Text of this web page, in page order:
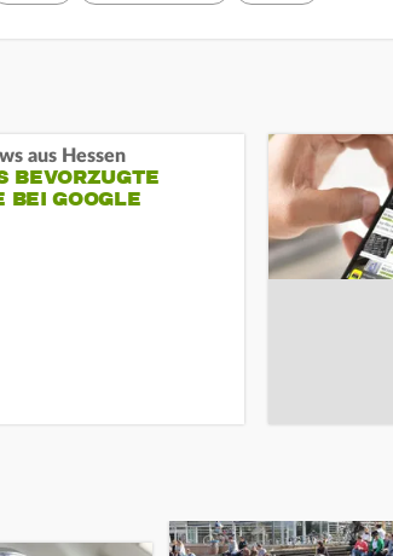
aus Hessen
BEVORZUGTE
BEI GOOGLE